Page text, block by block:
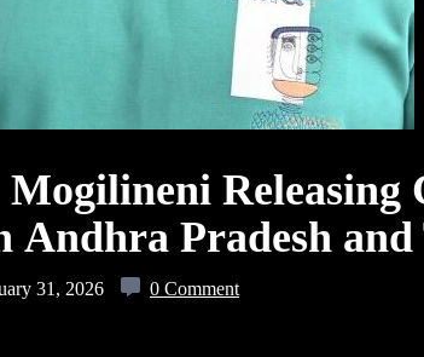
Releasing
Andhra Pradesh and
31, 2026 0 Comment